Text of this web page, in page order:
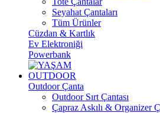
Seyahat Çantaları
Tüm Ürünler
Cüzdan & Kartlık
Ev Elektroniği
Powerbank
OUTDOOR
Outdoor Çanta
Outdoor Sırt Çantası
Çapraz Askılı & Organizer